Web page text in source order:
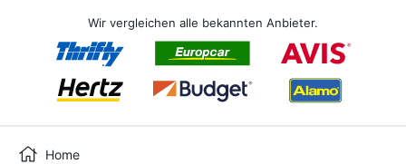
Wir vergleichen alle bekannten Anbieter.
Home